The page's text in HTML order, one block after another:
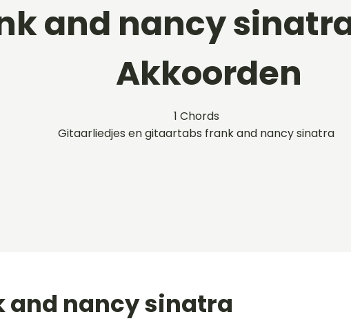
and nancy
Akkoorden
1 Chords
Gitaarliedjes en gitaartabs frank and nancy sinatra
and nancy sinatra